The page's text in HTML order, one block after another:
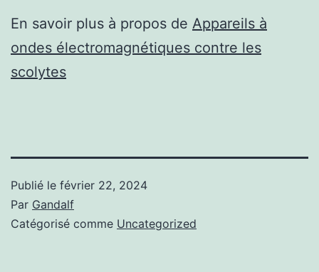
En savoir plus à propos de Appareils à
ondes électromagnétiques contre les
scolytes
Publié le février 22, 2024
Par Gandalf
Catégorisé comme Uncategorized